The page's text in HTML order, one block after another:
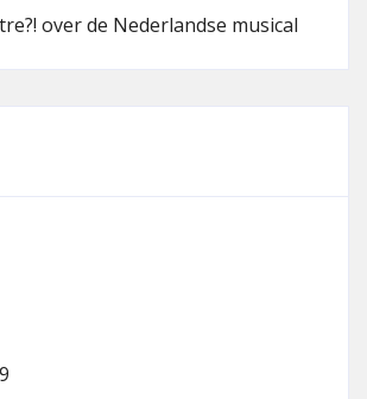
over de Nederlandse musical